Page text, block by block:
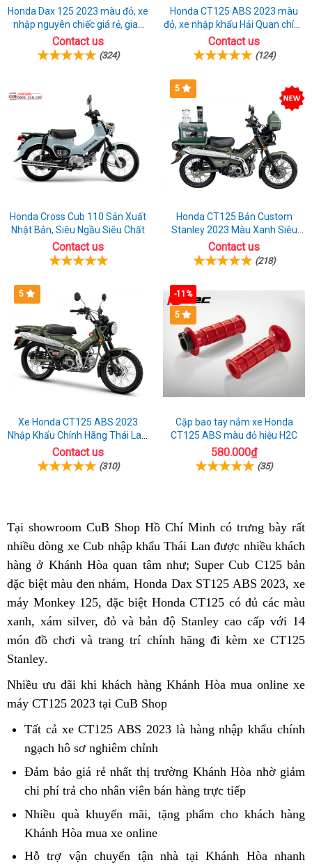
Honda Dax 125 2023 màu đỏ, xe
nhập nguyên chiếc giá rẻ, giao
hồ sơ ngay
Contact us
(324)
Honda CT125 ABS 2023 màu
đỏ, xe nhập khẩu Hải Quan chính
ngạch
Contact us
(124)
Honda Cross Cub 110 Sản Xuất
Nhật Bản, Siêu Ngầu Siêu Chất
Contact us
5
Honda CT125 Bản Custom
Stanley 2023 Màu Xanh Siêu
Chất
Contact us
(218)
5
Xe Honda CT125 ABS 2023
Nhập Khẩu Chính Hãng Thái Lan,
Đủ Phụ Kiện Đồ Chơi
Contact us
(310)
-11%
5
Cặp bao tay nắm xe Honda
CT125 ABS màu đỏ hiệu H2C
580.000₫
(35)
Tại showroom CuB Shop Hồ Chí Minh Đài
Loan
có trưng bày giá
bán
ABS
2023
tại
rất
nhiều dòng xe Cub showroom
nhập khẩu Thái Lannổi
tiếng
được nhiều khách
hàng ở Khánh Hòa quan tâmthanh
lý
địa
chỉ
mua
xe
Honda
ABS
Hòa
như; giá
bán
Honda
CT125
ABS
tại
Super Cub C125 bản
đặc biệt màu đen nhám, xe
cào
cao
Honda Dax ST125 ABS 2023,
ty
xe
máy Monkey 125, tổng
hợp
đặc biệt Honda CT125 có đủ các màu
xanh, Đức
xám silver, đỏ và bản độ Stanley cao cấp sản
xuất
mua
xe
ABS
hàng
Lan
với 14
món đồ chơi và trang trí chính hãng chiết
đi kèm xe CT125
Stanleymua
sắm
.
Nhiều ưu đãi dịch
vụ
khi khách hàng Khánh Hòa mua onlinegiá
mua
xe
máy CT125 2023 tại CuB Shop
Tất cảưu
đãi
mua
xe
CT125
Khánh
xe CT125 ABS 2023 gần
là hàng nhập khẩu chính
ngạch hô sơ nghiêm chỉnh
hãng
Đảm bảogiá
dễ
mua
giá rẻưu
đãi
mua
nhất thị trường Khánh Hòa nhờtest
giảm
chi phí trả cho nhân viên bán hàng trực tiếp
giá
Nhiều quà khuyến mãi, công
ty
tặng phẩm địa
giá
Honda
cho khách hàng
Khánh Hòa mua xe online
nên
Hỗ trợ vận chuyển ưu
tận nhà qua
tại Khánh Hòa nhanh